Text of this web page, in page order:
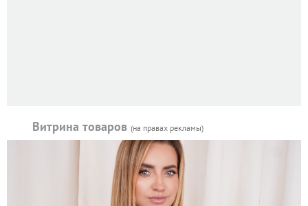
Витрина товаров (на правах рекламы)